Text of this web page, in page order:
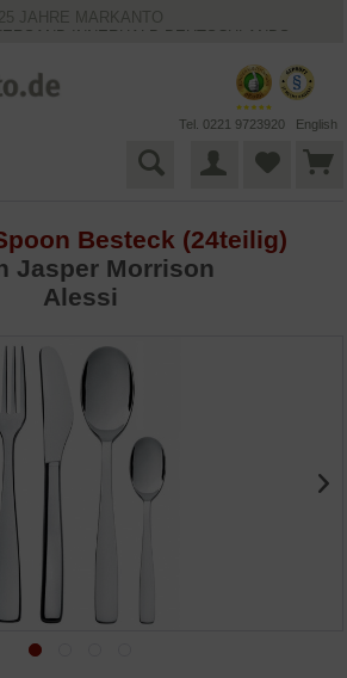
25 JAHRE MARKANTO
INNERHALB DEUTSCHLANDS
ZAHLUNGSMÖGLICHKEITEN
GARANTIE
Tel. 0221 9723920 English
Besteck (24teilig)
Jasper Morrison
Alessi